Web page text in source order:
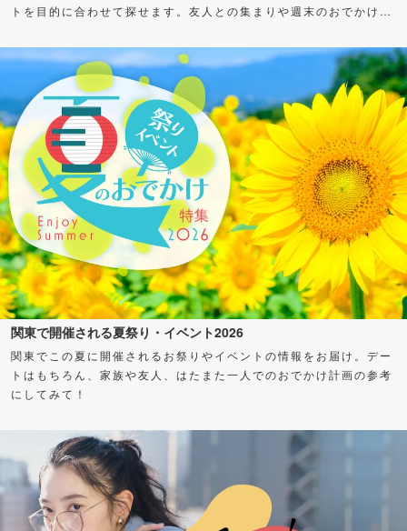
トを目的に合わせて探せます。友人との集まりや週末のおでかけ
関東で開催される夏祭り・イベント2026
関東でこの夏に開催されるお祭りやイベントの情報をお届け。デー
トはもちろん、家族や友人、はたまた一人でのおでかけ計画の参考
にしてみて！